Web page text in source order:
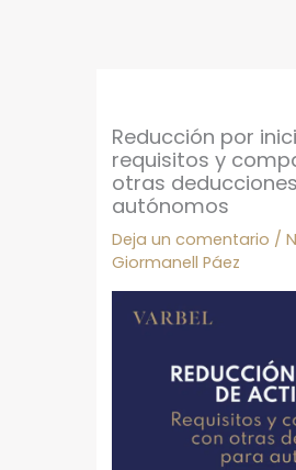
Reducción por
requisitos y
otras
autónomos
Deja un comentario /
Giormanell Páez